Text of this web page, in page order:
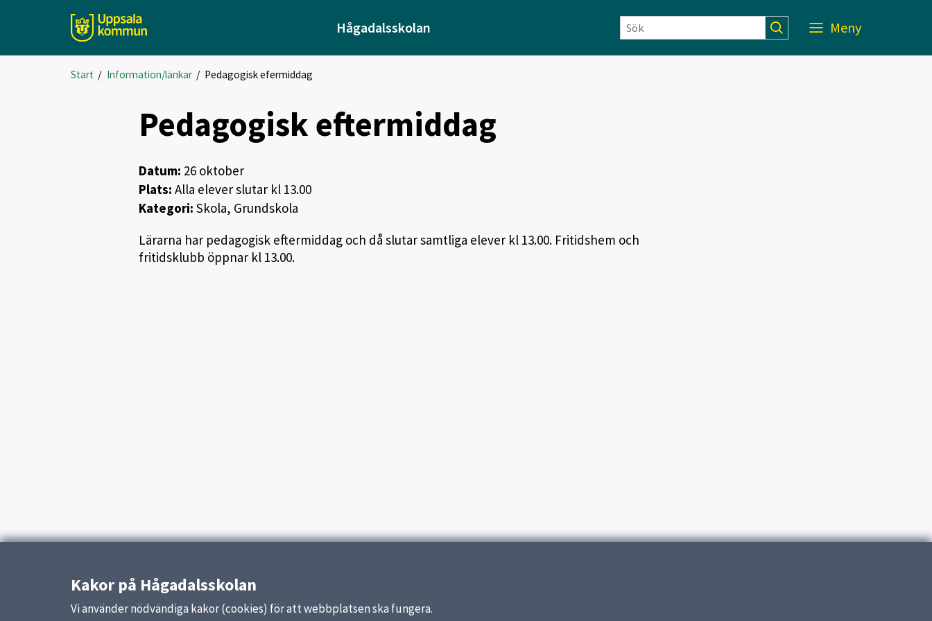
Hågadalsskolan Meny
Start / Information/länkar/ Pedagogisk efermiddag
Pedagogisk eftermiddag
Datum: 26 oktober
Plats: Alla elever slutar kl 13.00
Kategori: Skola, Grundskola
Lärarna har pedagogisk eftermiddag och då slutar samtliga elever kl 13.00. Fritidshem och
fritidsklubb öppnar kl 13.00.
Kakor på Hågadalsskolan
Vi använder nödvändiga kakor (cookies) för att webbplatsen ska fungera.